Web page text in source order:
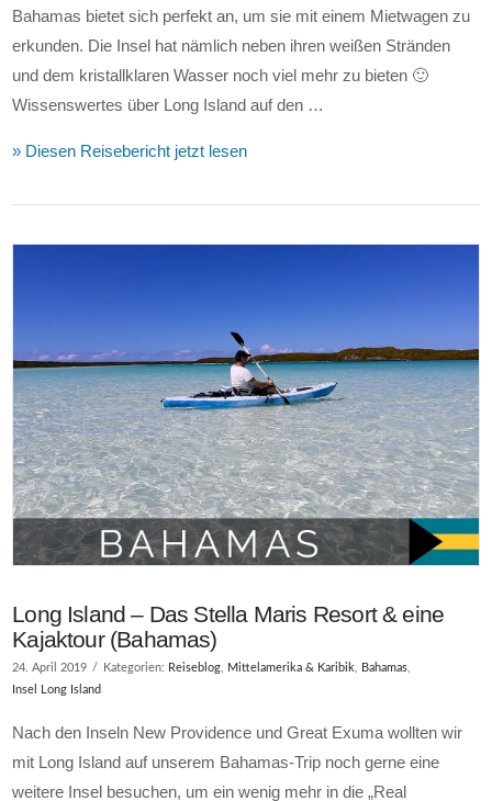
VIEW POST
Bahamas bietet sich perfekt an, um sie mit einem Mietwagen zu
erkunden. Die Insel hat nämlich neben ihren weißen Stränden
und dem kristallklaren Wasser noch viel mehr zu bieten 🙂
Wissenswertes über Long Island auf den …
» Diesen Reisebericht jetzt lesen
Long Island – Das Stella Maris Resort & eine
Kajaktour (Bahamas)
24. April 2019 Kategorien: Reiseblog, Mittelamerika & Karibik, Bahamas,
Insel Long Island
Nach den Inseln New Providence und Great Exuma wollten wir
mit Long Island auf unserem Bahamas-Trip noch gerne eine
weitere Insel besuchen, um ein wenig mehr in die „Real